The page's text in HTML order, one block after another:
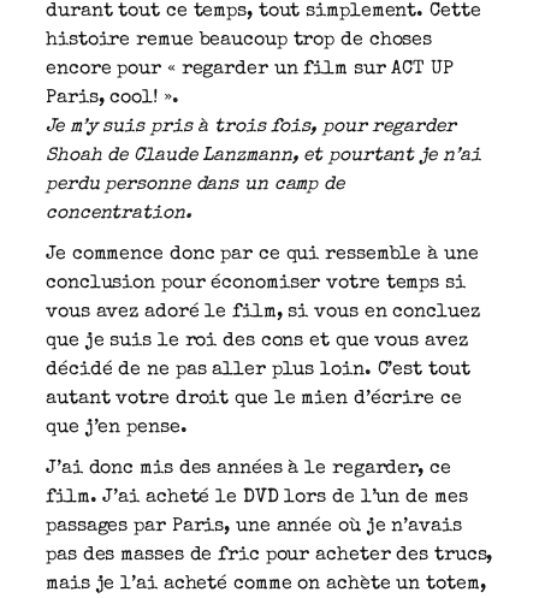
durant tout ce temps, tout simplement. Cette
histoire remue beaucoup trop de choses
encore pour « regarder un film sur ACT UP
Paris, cool! ».
Je m’y suis pris à trois fois, pour regarder
Shoah de Claude Lanzmann, et pourtant je n’ai
perdu personne dans un camp de
concentration.
Je commence donc par ce qui ressemble à une
conclusion pour économiser votre temps si
vous avez adoré le film, si vous en concluez
que je suis le roi des cons et que vous avez
décidé de ne pas aller plus loin. C’est tout
autant votre droit que le mien d’écrire ce
que j’en pense.
J’ai donc mis des années à le regarder, ce
film. J’ai acheté le DVD lors de l’un de mes
passages par Paris, une année où je n’avais
pas des masses de fric pour acheter des trucs,
mais je l’ai acheté comme on achète un totem,